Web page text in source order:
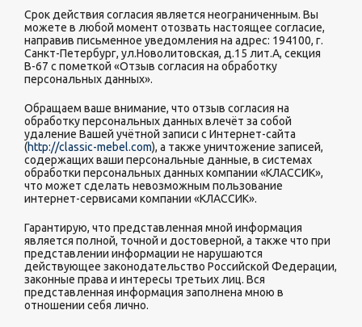
Срок действия согласия является неограниченным. Вы
можете в любой момент отозвать настоящее согласие,
направив письменное уведомления на адрес: 194100, г.
Санкт-Петербург, ул.Новолитовская, д.15 лит.А, секция
В-67 с пометкой «Отзыв согласия на обработку
персональных данных».
Обращаем ваше внимание, что отзыв согласия на
обработку персональных данных влечёт за собой
удаление Вашей учётной записи с Интернет-сайта
(http://classic-mebel.com), а также уничтожение записей,
содержащих ваши персональные данные, в системах
обработки персональных данных компании «КЛАССИК»,
что может сделать невозможным пользование
интернет-сервисами компании «КЛАССИК».
Гарантирую, что представленная мной информация
является полной, точной и достоверной, а также что при
представлении информации не нарушаются
действующее законодательство Российской Федерации,
законные права и интересы третьих лиц. Вся
представленная информация заполнена мною в
отношении себя лично.